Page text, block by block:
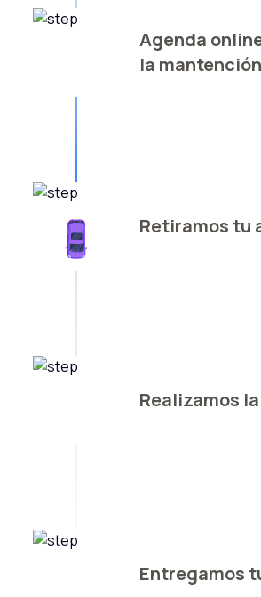
Agenda
la mantención
Retiramos tu
Realizamos
Entregamos